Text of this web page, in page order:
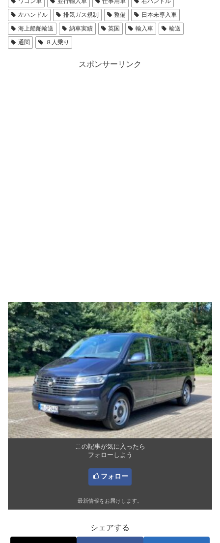
左ハンドル
排気ガス規制 整備
日本未導入車
海上船舶輸送
納車実績 英国 輸入車
輸送
通関
８人乗り
スポンサーリンク
この記事が気に入ったら
フォローしよう
フォロー
最新情報をお届けします。
シェアする